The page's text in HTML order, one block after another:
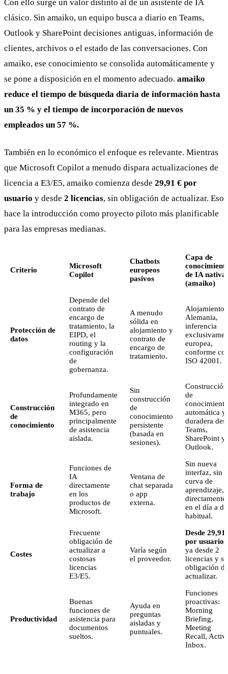
Con ello surge un valor distinto al de un asistente de IA
clásico. Sin amaiko, un equipo busca a diario en Teams,
Outlook y SharePoint decisiones antiguas, información de
clientes, archivos o el estado de las conversaciones. Con
amaiko, ese conocimiento se consolida automáticamente y
se pone a disposición en el momento adecuado. amaiko
reduce el tiempo de búsqueda diaria de información hasta
un 35 % y el tiempo de incorporación de nuevos
empleados un 57 %.
También en lo económico el enfoque es relevante. Mientras
que Microsoft Copilot a menudo dispara actualizaciones de
licencia a E3/E5, amaiko comienza desde 29,91 € por
usuario y desde 2 licencias, sin obligación de actualizar. Eso
hace la introducción como proyecto piloto más planificable
para las empresas medianas.
Criterio
Microsoft
Copilot
Chatbots
europeos
pasivos
Capa de
de IA nativa
(amaiko)
Protección de
datos
Depende del
contrato de
encargo de
tratamiento, la
EIPD, el
routing y la
configuración
de
gobernanza.
A menudo
sólida en
alojamiento y
contrato de
encargo de
tratamiento.
Alojamiento
Alemania,
inferencia
europea,
conforme
ISO 42001.
Construcción
de
conocimiento
Profundamente
integrado en
M365, pero
principalmente
de asistencia
aislada.
Sin
construcción
de
conocimiento
persistente
(basada en
sesiones).
Construcción
de
conocimiento
automática y
duradera
Teams,
SharePoint y
Outlook.
Forma de
trabajo
Funciones de
IA
directamente
en los
productos de
Microsoft.
Ventana de
chat separada
o app
externa.
Sin nueva
interfaz, sin
curva de
aprendizaje,
directamente
en el día a
habitual.
Costes
Frecuente
obligación de
actualizar a
costosas
licencias
E3/E5.
Varía según
el proveedor.
Desde 29,91
por usuario
ya desde 2
licencias y
obligación de
actualizar.
Productividad
Buenas
funciones de
asistencia para
documentos
sueltos.
Ayuda en
preguntas
aisladas y
puntuales.
Funciones
proactivas:
Morning
Briefing,
Meeting
Recall,
Inbox.